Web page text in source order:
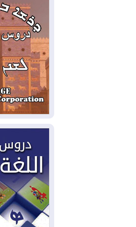
2026-08-06
"إدارة الدولة":
الحكومي وأهمية
2026-08-06
يقومون بسلوك
القانون يجب
2026-08-06بعد
تحذيرات من
الأحمر
2026-08-06
سبتة تتصاعد
2026-08-05
مليون قدم مكعب
إقليم كوردستان